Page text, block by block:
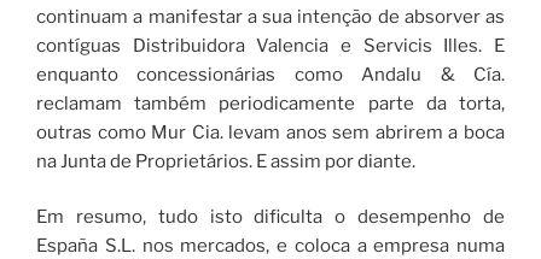
continuam a manifestar a sua intenção de absorver as
contíguas Distribuidora Valencia e Servicis Illes. E
enquanto concessionárias como Andalu & Cía.
reclamam também periodicamente parte da torta,
outras como Mur Cia. levam anos sem abrirem a boca
na Junta de Proprietários. E assim por diante.
Em resumo, tudo isto dificulta o desempenho de
España S.L. nos mercados, e coloca a empresa numa